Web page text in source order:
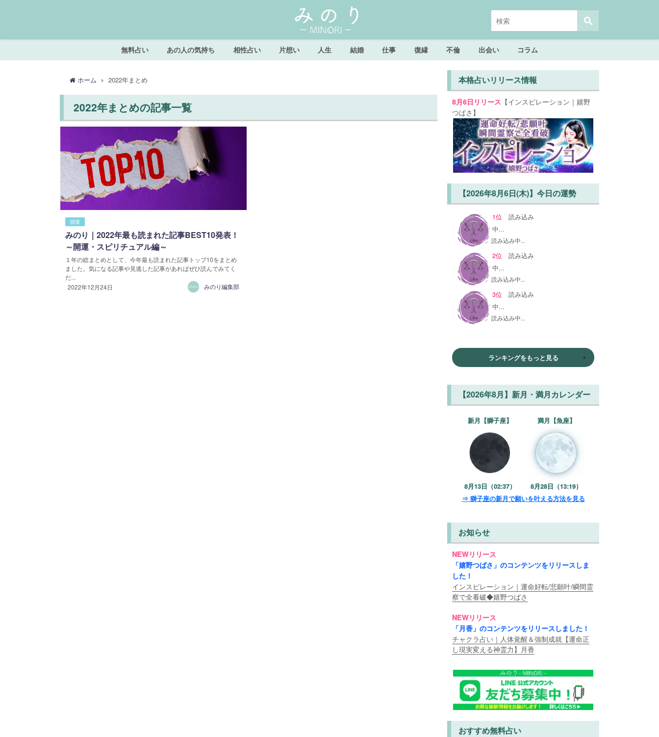
無料占い あの人の気持ち 相性占い 片想い 人生 結婚 仕事 復縁 不倫 出会い コラム
ホーム 2022年まとめ
2022年まとめの記事一覧
開運
みのり｜2022年最も読まれた記事BEST10発表！
～開運・スピリチュアル編～
１年の総まとめとして、今年最も読まれた記事トップ10をまとめ
ました。気になる記事や見逃した記事があればぜひ読んでみてく
だ...
2022年12月24日
みのり編集部
本格占いリリース情報
8月6日リリース 【インスピレーション｜嬉野
つばさ】
【2026年8月6日(木)】今日の運勢
1位読み込み
中...
読み込み中...
2位読み込み
中...
読み込み中...
3位読み込み
中...
読み込み中...
ランキングをもっと見る
【2026年8月】新月・満月カレンダー
新月【獅子座】
8月13日（02:37）
満月【魚座】
8月28日（13:19）
⇒ 獅子座の新月で願いを叶える方法を見る
お知らせ
NEWリリース
「嬉野つばさ」のコンテンツをリリースしま
した！
インスピレーション｜運命好転/悲願叶/瞬間霊
察で全看破◆嬉野つばさ
NEWリリース
「月香」のコンテンツをリリースしました！
チャクラ占い｜人体覚醒＆強制成就【運命正
し現実変える神霊力】月香
おすすめ無料占い